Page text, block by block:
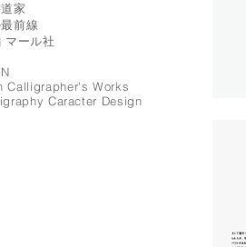
家
前線
マール社
Calligrapher's Works
Caracter Design